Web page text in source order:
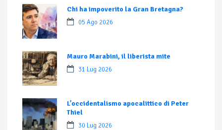
Chi ha impoverito la Gran Bretagna?
05 Ago 2026
Mauro Marabini, il liberista mite
31 Lug 2026
L’occidentalismo apocalittico di Peter
Thiel
30 Lug 2026